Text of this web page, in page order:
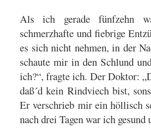
Als ich gerade fünfzehn
schmerzhafte und fiebrige
es sich nicht nehmen, in der
schaute mir in den Schlund
ich?“, fragte ich. Der Doktor:
daß´d kein Rindviech bist,
Er verschrieb mir ein höllisch
nach drei Tagen war ich